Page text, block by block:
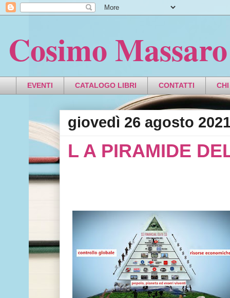
Cosimo Massaro
EVENTI CATALOGO LIBRI CONTATTI
giovedì 26 agosto
L A PIRAMIDE